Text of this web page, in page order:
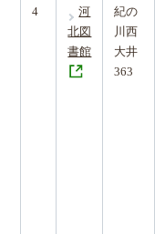
4
河
北図
書館
紀の
川西
大井
363